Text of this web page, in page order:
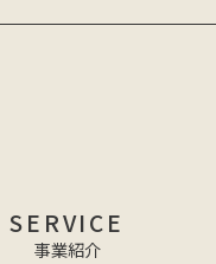
SERVICE
事業紹介